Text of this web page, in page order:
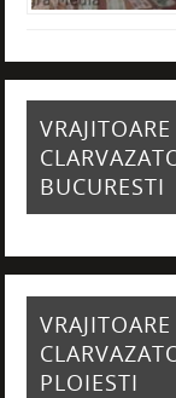
BUCURESTI
PLOIESTI